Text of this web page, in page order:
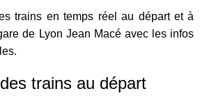
trains en temps réel au départ et à
de Lyon Jean Macé avec les infos
trains au départ